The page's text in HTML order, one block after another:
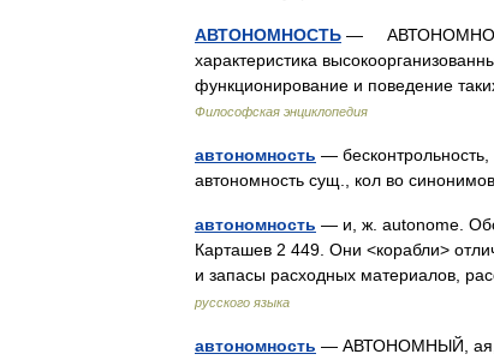
АВТОНОМНОСТЬ — АВТОНОМНОСТЬ
характеристика
функционирование и поведение
Философская энциклопедия
автономность — бесконтрольность,
автономность сущ., кол во
автономность — и, ж. autonome.
Карташев 2 449. Они <корабли>
и запасы расходных материалов,
русского языка
автономность — АВТОНОМНЫЙ, ая,